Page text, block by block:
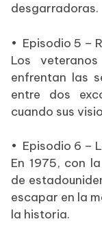
desgarradoras.
• Episodio 5 –
Los
enfrentan las
entre dos
cuando sus
• Episodio 6 –
En 1975, con
de
escapar en la
la historia.